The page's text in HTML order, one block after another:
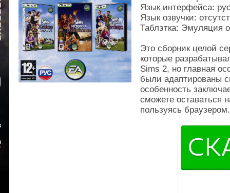
Язык интерфейса:
Язык озвучки:
Таблэтка: Эмуляция
Это сборник целой
которые
Sims 2, но главная
были адаптированы
особенность
сможете оставаться
пользуясь браузером.